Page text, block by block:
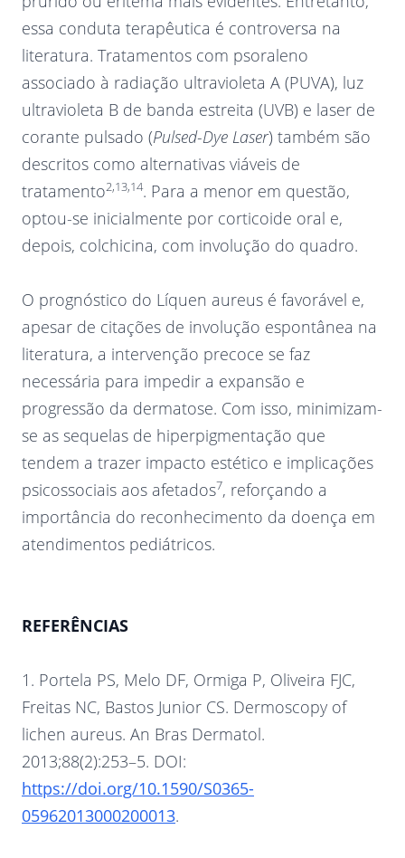
essa conduta terapêutica é controversa na
literatura. Tratamentos com psoraleno
associado à radiação ultravioleta A (PUVA), luz
ultravioleta B de banda estreita (UVB) e laser de
corante pulsado (Pulsed-Dye Laser) também são
descritos como alternativas viáveis de
tratamento2,13,14. Para a menor em questão,
optou-se inicialmente por corticoide oral e,
depois, colchicina, com involução do quadro.
O prognóstico do Líquen aureus é favorável e,
apesar de citações de involução espontânea na
literatura, a intervenção precoce se faz
necessária para impedir a expansão e
progressão da dermatose. Com isso, minimizam-
se as sequelas de hiperpigmentação que
tendem a trazer impacto estético e implicações
psicossociais aos afetados7, reforçando a
importância do reconhecimento da doença em
atendimentos pediátricos.
REFERÊNCIAS
1. Portela PS, Melo DF, Ormiga P, Oliveira FJC,
Freitas NC, Bastos Junior CS. Dermoscopy of
lichen aureus. An Bras Dermatol.
2013;88(2):253–5. DOI:
https://doi.org/10.1590/S0365-
05962013000200013.